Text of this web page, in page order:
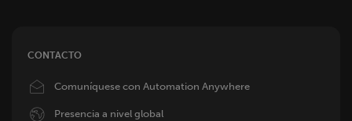
CONTACTO
ImageComuníquese con Automation Anywhere
ImagePresencia a nivel global